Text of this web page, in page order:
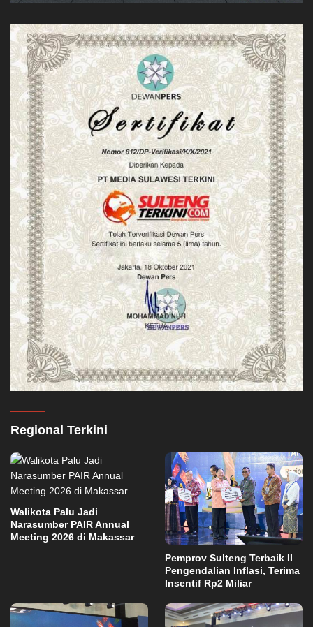
Regional Terkini
Walikota Palu Jadi
Narasumber PAIR Annual
Meeting 2026 di Makassar
Pemprov Sulteng Terbaik II
Pengendalian Inflasi, Terima
Insentif Rp2 Miliar